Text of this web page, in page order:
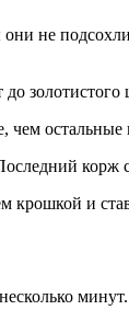
не
чем
корж
крошкой и
минут.